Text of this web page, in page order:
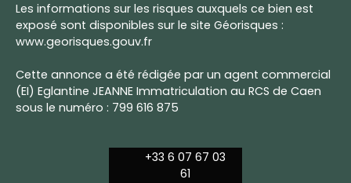
Les informations sur les risques auxquels ce bien est
exposé sont disponibles sur le site Géorisques :
www.georisques.gouv.fr
Cette annonce a été rédigée par un agent commercial
(EI) Eglantine JEANNE Immatriculation au RCS de Caen
sous le numéro : 799 616 875
+33 6 07 67 03
61